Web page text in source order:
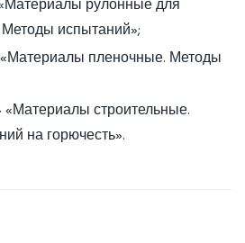
рулонные для
испытаний»;
«Материалы пленочные. Методы
«Материалы строительные.
на горючесть».